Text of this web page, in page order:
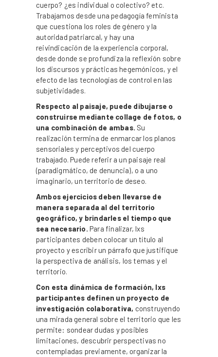
cuerpo? ¿es individual o colectivo? etc.
Trabajamos desde una pedagogía feminista
que cuestiona los roles de género y la
autoridad patriarcal, y hay una
reivindicación de la experiencia corporal,
desde donde se profundiza la reflexión sobre
los discursos y prácticas hegemónicos, y el
efecto de las tecnologías de control en las
subjetividades.
Respecto al paisaje, puede dibujarse o
construirse mediante collage de fotos, o
una combinación de ambas. Su
realización termina de enmarcar los planos
sensoriales y perceptivos del cuerpo
trabajado. Puede referir a un paisaje real
(paradigmático, de denuncia), o a uno
imaginario, un territorio de deseo.
Ambos ejercicios deben llevarse de
manera separada al del territorio
geográfico, y brindarles el tiempo que
sea necesario. Para finalizar, lxs
participantes deben colocar un título al
proyecto y escribir un párrafo que justifique
la perspectiva de análisis, los temas y el
territorio.
Con esta dinámica de formación, lxs
participantes definen un proyecto de
investigación colaborativa, construyendo
una mirada general sobre el territorio que les
permite: sondear dudas y posibles
limitaciones, descubrir perspectivas no
contempladas previamente, organizar la